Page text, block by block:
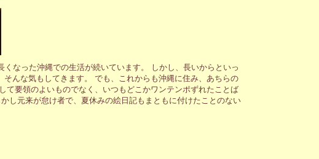
なった沖縄での生活が続いています。 しかし、長いからといっ
んな気もしてきます。 でも、これからも沖縄に住み、あちらの
要領のよいものでなく、いつもどこかワンテンポずれたことば
し元来が怠け者で、夏休みの絵日記もまともに付けたことのない